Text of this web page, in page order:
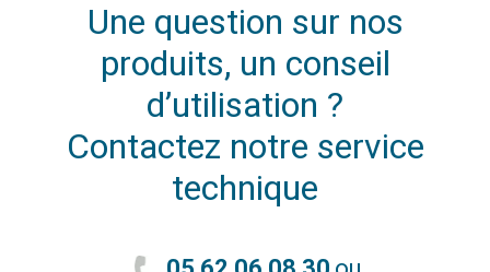
Une question sur nos
produits, un conseil
d’utilisation ?
Contactez notre service
technique